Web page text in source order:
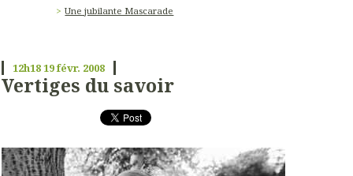
Une jubilante Mascarade
12h1819févr. 2008
Vertiges du savoir